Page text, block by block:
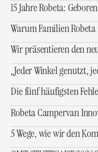
15 Jahre Robeta:
Warum Familien
Wir präsentieren den
„Jeder Winkel genutzt,
Die fünf häufigsten
Robeta Campervan
5 Wege, wie wir den